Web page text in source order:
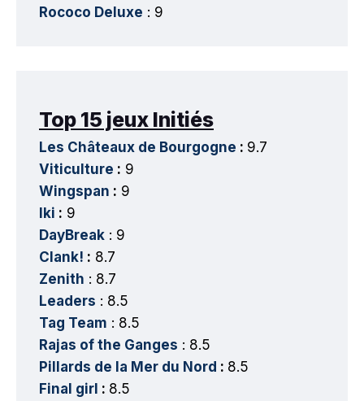
Rococo Deluxe : 9
Top 15 jeux Initiés
Les Châteaux de Bourgogne : 9.7
Viticulture : 9
Wingspan : 9
Iki : 9
DayBreak : 9
Clank! : 8.7
Zenith : 8.7
Leaders : 8.5
Tag Team : 8.5
Rajas of the Ganges : 8.5
Pillards de la Mer du Nord : 8.5
Final girl : 8.5